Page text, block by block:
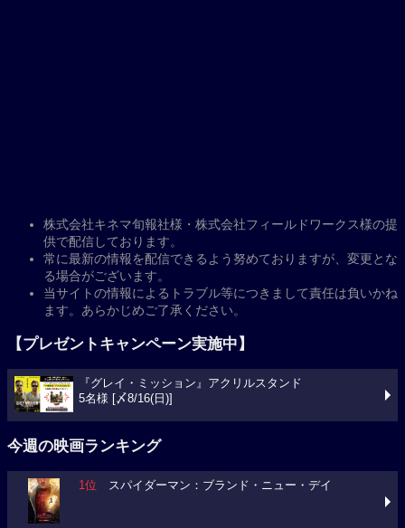
株式会社キネマ旬報社様・株式会社フィールドワークス様の提
供で配信しております。
常に最新の情報を配信できるよう努めておりますが、変更とな
る場合がございます。
当サイトの情報によるトラブル等につきまして責任は負いかね
ます。あらかじめご了承ください。
【プレゼントキャンペーン実施中】
『グレイ・ミッション』アクリルスタンド
5名様 [〆8/16(日)]
今週の映画ランキング
1位 スパイダーマン：ブランド・ニュー・デイ